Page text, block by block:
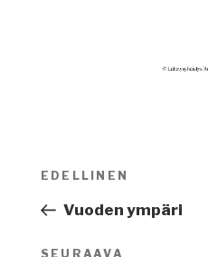
Artikkelien
Edellinen
artikkeli
EDELLINEN
Vuoden ympäri
SEURAAVA